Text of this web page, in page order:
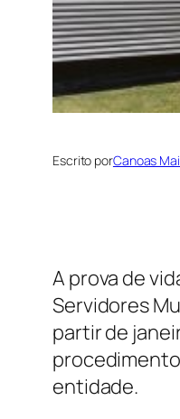
Escrito porCanoas
A prova de
Servidores
partir de
entidade.